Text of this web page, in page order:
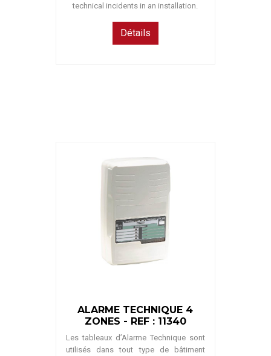
technical incidents in an installation.
Détails
ALARME TECHNIQUE 4
ZONES - REF : 11340
Les tableaux d’Alarme Technique sont
utilisés dans tout type de bâtiment